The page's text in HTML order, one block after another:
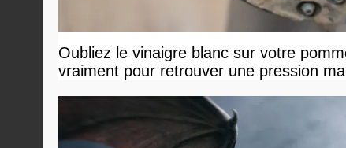
Oubliez le vinaigre blanc sur votre
vraiment pour retrouver une pression